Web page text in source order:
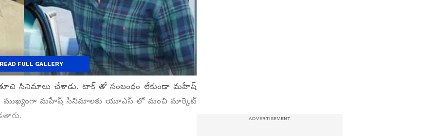
సినిమాలు చేశాడు. టాక్ తో సంబంధం లేకుండా మహేష్
ముఖ్యంగా మహేష్ సినిమాలకు యూఎస్ లో మంచి మార్కెట్
FULL GALLERY